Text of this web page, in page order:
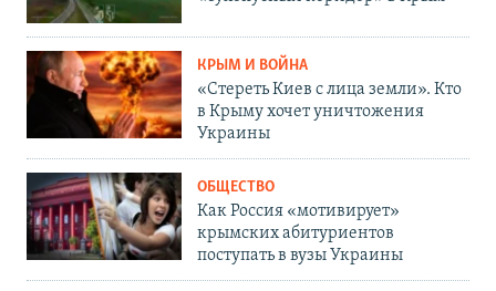
КРЫМ И ВОЙНА
«Стереть Киев с лица земли». Кто
в Крыму хочет уничтожения
Украины
ОБЩЕСТВО
Как Россия «мотивирует»
крымских абитуриентов
поступать в вузы Украины